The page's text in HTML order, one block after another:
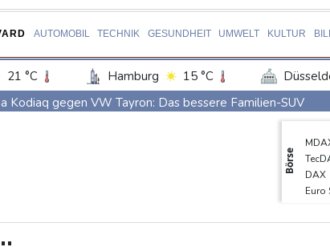
AUTOMOBIL TECHNIK GESUNDHEIT UMWELT KULTUR
21 °C Hamburg 15 °C
Potsdam 17 °C Leipzig 19 °C
Bremen
Wien
Kodiaq gegen VW Tayron: Das bessere Familien-SUV
neuer Präsident kündigt "unermüdlichen" Kampf
Verband gibt Massagen-Skandal zu: "Desolate Lage"
als alle bisherigen US-Anlagen: Amazon finanziert für
Pleite im Leagues Cup für Müller und Vancouver
Börse
DAX
Euro